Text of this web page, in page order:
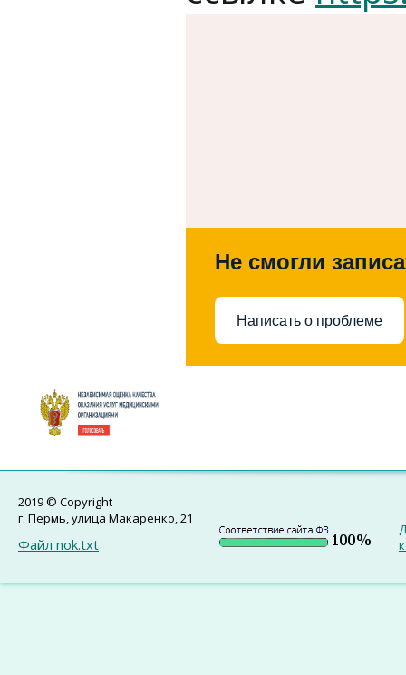
Не смогли
Написать о проблеме
2019 © Copyright
г. Пермь, улица Макаренко, 21
Файл nok.txt